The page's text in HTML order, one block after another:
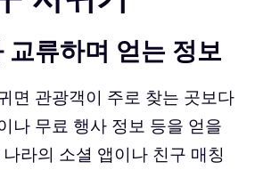
교류하며 얻는 정보
면 관광객이 주로 찾는 곳보다
나 무료 행사 정보 등을 얻을
라의 소셜 앱이나 친구 매칭